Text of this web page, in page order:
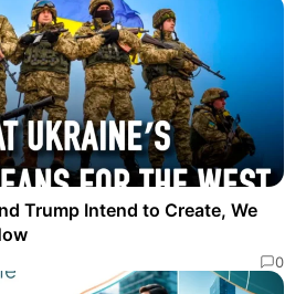
Trump Intend to Create, We
0